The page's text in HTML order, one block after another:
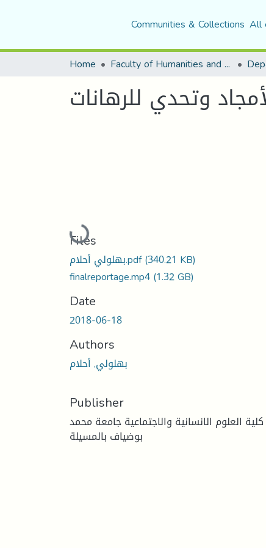
Communities & Collections All
Home Faculty of Humanities and Social Sciences
وتحدي للرهانات
Loading...
Files
بهلولي أحلام.pdf(340.21 KB)
finalreportage.mp4(1.32 GB)
Date
2018-06-18
Authors
بهلولي, أحلام
Publisher
كلية العلوم الانسانية والاجتماعية جامعة محمد
بوضياف بالمسيلة